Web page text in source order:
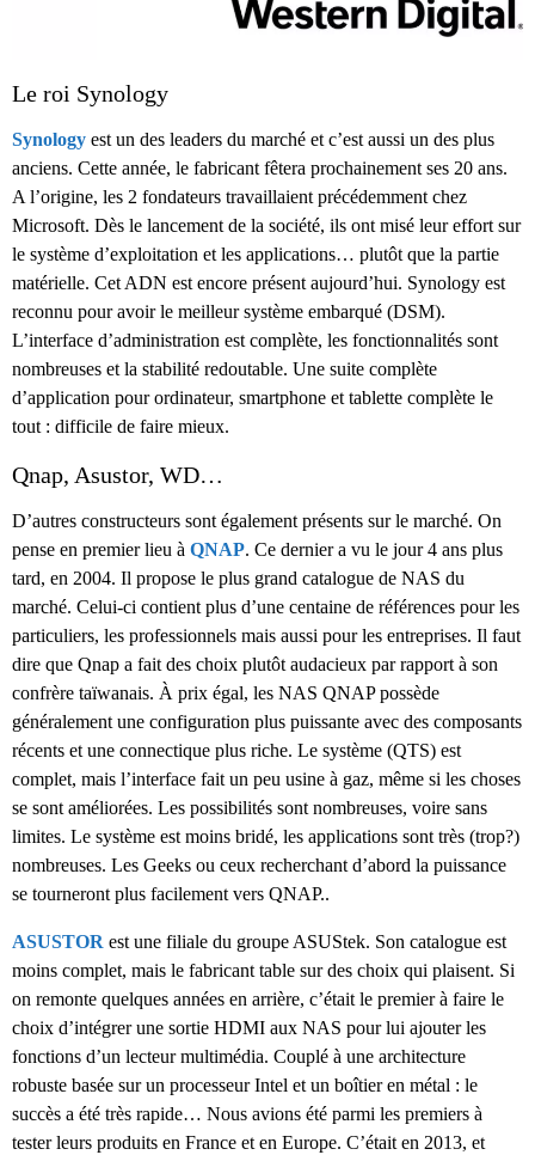
Le roi Synology
Synology est un des leaders du marché et c’est aussi un des plus
anciens. Cette année, le fabricant fêtera prochainement ses 20 ans.
A l’origine, les 2 fondateurs travaillaient précédemment chez
Microsoft. Dès le lancement de la société, ils ont misé leur effort sur
le système d’exploitation et les applications… plutôt que la partie
matérielle. Cet ADN est encore présent aujourd’hui. Synology est
reconnu pour avoir le meilleur système embarqué (DSM).
L’interface d’administration est complète, les fonctionnalités sont
nombreuses et la stabilité redoutable. Une suite complète
d’application pour ordinateur, smartphone et tablette complète le
tout : difficile de faire mieux.
Qnap, Asustor, WD…
D’autres constructeurs sont également présents sur le marché. On
pense en premier lieu à QNAP. Ce dernier a vu le jour 4 ans plus
tard, en 2004. Il propose le plus grand catalogue de NAS du
marché. Celui-ci contient plus d’une centaine de références pour les
particuliers, les professionnels mais aussi pour les entreprises. Il faut
dire que Qnap a fait des choix plutôt audacieux par rapport à son
confrère taïwanais. À prix égal, les NAS QNAP possède
généralement une configuration plus puissante avec des composants
récents et une connectique plus riche. Le système (QTS) est
complet, mais l’interface fait un peu usine à gaz, même si les choses
se sont améliorées. Les possibilités sont nombreuses, voire sans
limites. Le système est moins bridé, les applications sont très (trop?)
nombreuses. Les Geeks ou ceux recherchant d’abord la puissance
se tourneront plus facilement vers QNAP..
ASUSTOR est une filiale du groupe ASUStek. Son catalogue est
moins complet, mais le fabricant table sur des choix qui plaisent. Si
on remonte quelques années en arrière, c’était le premier à faire le
choix d’intégrer une sortie HDMI aux NAS pour lui ajouter les
fonctions d’un lecteur multimédia. Couplé à une architecture
robuste basée sur un processeur Intel et un boîtier en métal : le
succès a été très rapide… Nous avions été parmi les premiers à
tester leurs produits en France et en Europe. C’était en 2013, et